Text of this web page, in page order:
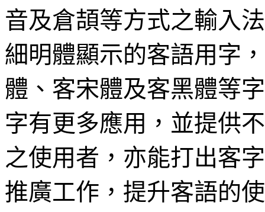
音及倉頡等方式之輸入
細明體顯示的客語用字
體、客宋體及客黑體等
字有更多應用，並提供
之使用者，亦能打出客
推廣工作，提升客語的